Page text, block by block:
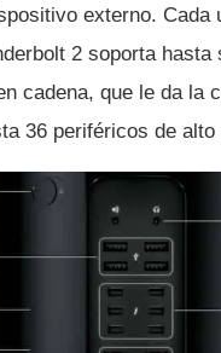
externo. Cada
2 soporta
cadena, que le da la
36 periféricos de alto